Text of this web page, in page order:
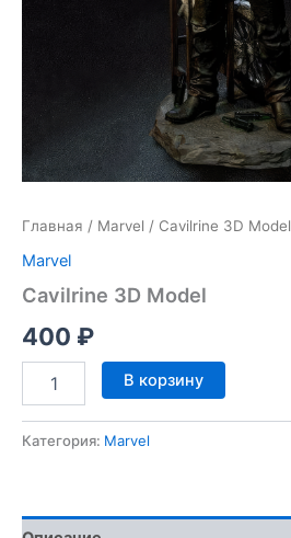
Главная / Marvel / Cavilrine 3D Model
Marvel
Cavilrine 3D Model
400 ₽
Количество
товара
3D
В корзину
Категория: Marvel